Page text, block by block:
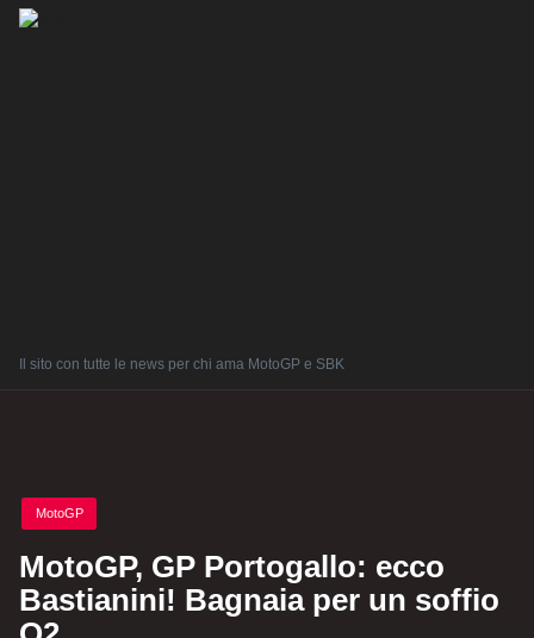
Il sito con tutte le news per chi ama MotoGP e SBK
Posted
in
MotoGP
MotoGP, GP Portogallo: ecco
Bastianini! Bagnaia per un soffio